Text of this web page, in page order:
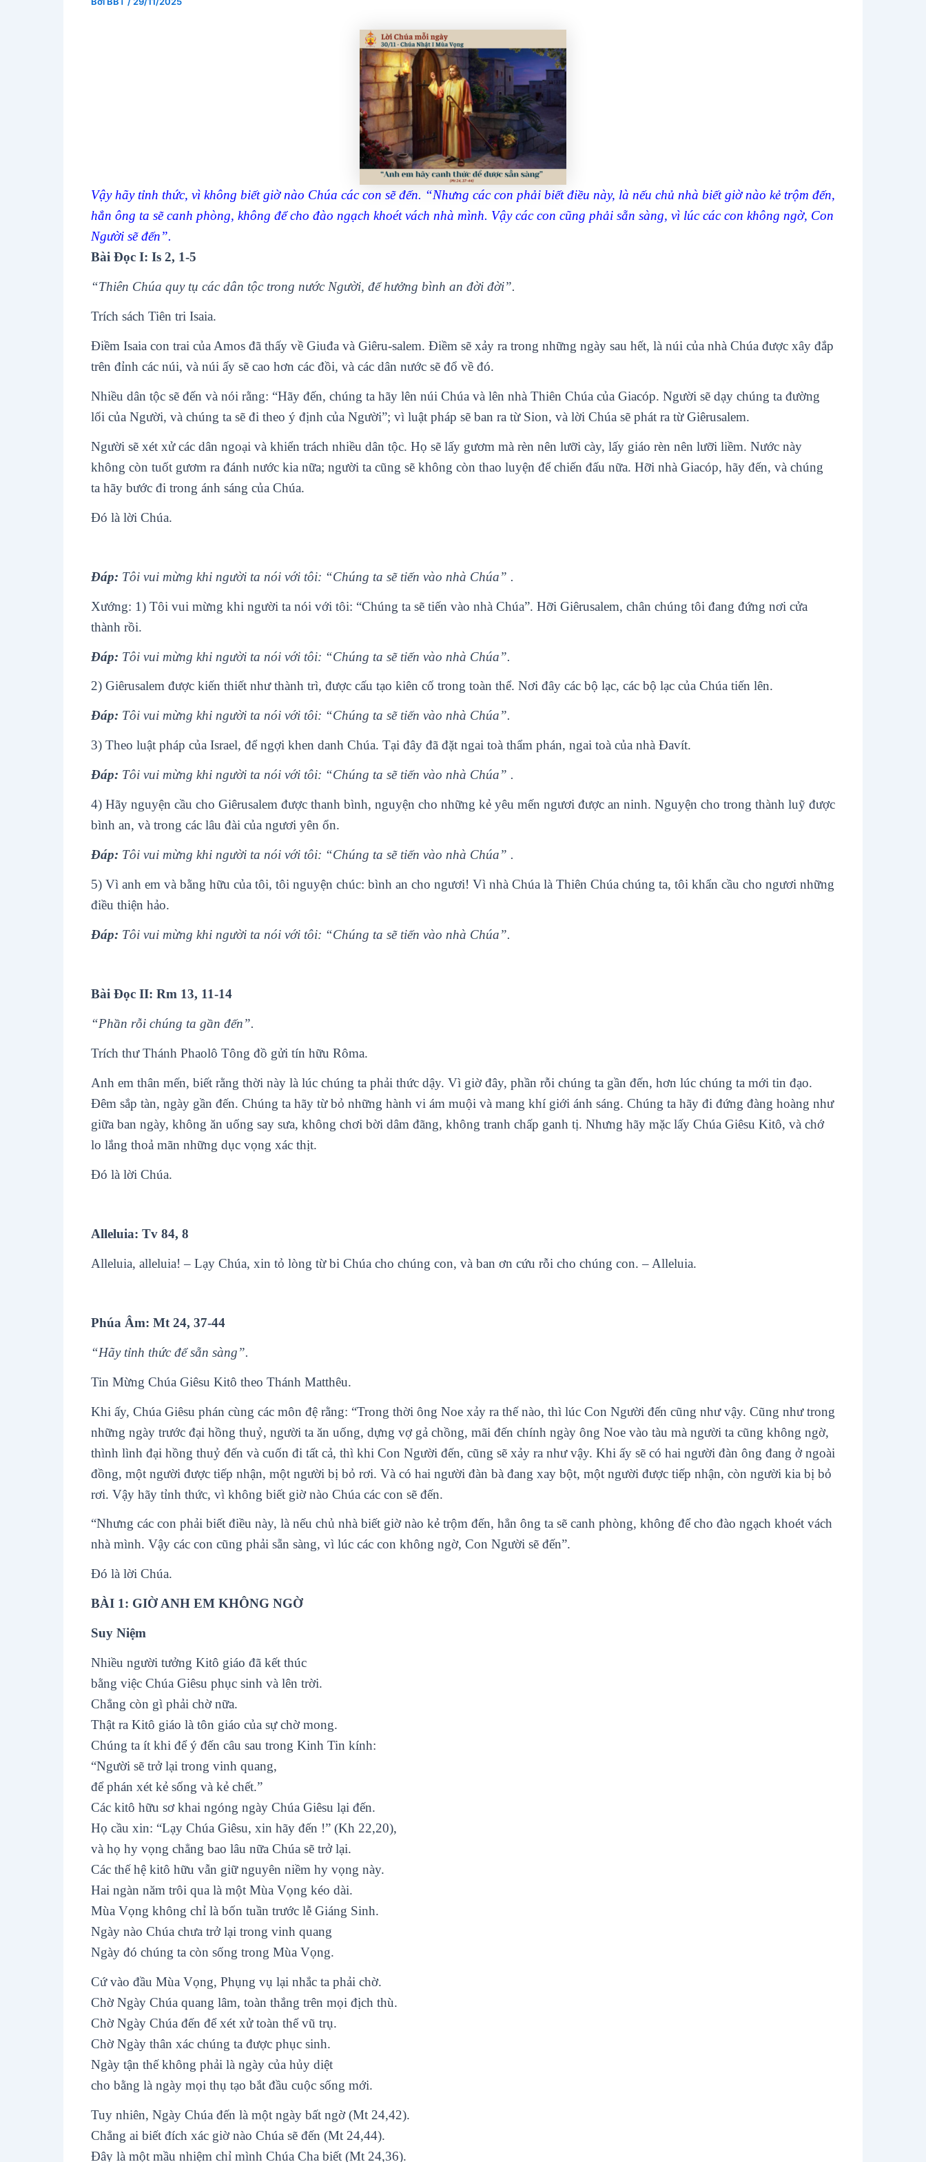
Vậy hãy tỉnh thức, vì không biết giờ nào Chúa các con sẽ đến. “Nhưng các con phải biết điều này, là nếu chủ nhà biết giờ nào kẻ trộm đến,
hẳn ông ta sẽ canh phòng, không để cho đào ngạch khoét vách nhà mình. Vậy các con cũng phải sẵn sàng, vì lúc các con không ngờ, Con
Người sẽ đến”.
Bài Ðọc I: Is 2, 1-5
“Thiên Chúa quy tụ các dân tộc trong nước Người, để hưởng bình an đời đời”.
Trích sách Tiên tri Isaia.
Ðiềm Isaia con trai của Amos đã thấy về Giuđa và Giêru-salem. Ðiềm sẽ xảy ra trong những ngày sau hết, là núi của nhà Chúa được xây đắp
trên đỉnh các núi, và núi ấy sẽ cao hơn các đồi, và các dân nước sẽ đổ về đó.
Nhiều dân tộc sẽ đến và nói rằng: “Hãy đến, chúng ta hãy lên núi Chúa và lên nhà Thiên Chúa của Giacóp. Người sẽ dạy chúng ta đường
lối của Người, và chúng ta sẽ đi theo ý định của Người”; vì luật pháp sẽ ban ra từ Sion, và lời Chúa sẽ phát ra từ Giêrusalem.
Người sẽ xét xử các dân ngoại và khiển trách nhiều dân tộc. Họ sẽ lấy gươm mà rèn nên lưỡi cày, lấy giáo rèn nên lưỡi liềm. Nước này
không còn tuốt gươm ra đánh nước kia nữa; người ta cũng sẽ không còn thao luyện để chiến đấu nữa. Hỡi nhà Giacóp, hãy đến, và chúng
ta hãy bước đi trong ánh sáng của Chúa.
Ðó là lời Chúa.
Ðáp: Tôi vui mừng khi người ta nói với tôi: “Chúng ta sẽ tiến vào nhà Chúa” .
Xướng: 1) Tôi vui mừng khi người ta nói với tôi: “Chúng ta sẽ tiến vào nhà Chúa”. Hỡi Giêrusalem, chân chúng tôi đang đứng nơi cửa
thành rồi.
Ðáp: Tôi vui mừng khi người ta nói với tôi: “Chúng ta sẽ tiến vào nhà Chúa”.
2) Giêrusalem được kiến thiết như thành trì, được cấu tạo kiên cố trong toàn thể. Nơi đây các bộ lạc, các bộ lạc của Chúa tiến lên.
Ðáp: Tôi vui mừng khi người ta nói với tôi: “Chúng ta sẽ tiến vào nhà Chúa”.
3) Theo luật pháp của Israel, để ngợi khen danh Chúa. Tại đây đã đặt ngai toà thẩm phán, ngai toà của nhà Ðavít.
Ðáp: Tôi vui mừng khi người ta nói với tôi: “Chúng ta sẽ tiến vào nhà Chúa” .
4) Hãy nguyện cầu cho Giêrusalem được thanh bình, nguyện cho những kẻ yêu mến ngươi được an ninh. Nguyện cho trong thành luỹ được
bình an, và trong các lâu đài của ngươi yên ổn.
Ðáp: Tôi vui mừng khi người ta nói với tôi: “Chúng ta sẽ tiến vào nhà Chúa” .
5) Vì anh em và bằng hữu của tôi, tôi nguyện chúc: bình an cho ngươi! Vì nhà Chúa là Thiên Chúa chúng ta, tôi khẩn cầu cho ngươi những
điều thiện hảo.
Ðáp: Tôi vui mừng khi người ta nói với tôi: “Chúng ta sẽ tiến vào nhà Chúa”.
Bài Ðọc II: Rm 13, 11-14
“Phần rỗi chúng ta gần đến”.
Trích thư Thánh Phaolô Tông đồ gửi tín hữu Rôma.
Anh em thân mến, biết rằng thời này là lúc chúng ta phải thức dậy. Vì giờ đây, phần rỗi chúng ta gần đến, hơn lúc chúng ta mới tin đạo.
Ðêm sắp tàn, ngày gần đến. Chúng ta hãy từ bỏ những hành vi ám muội và mang khí giới ánh sáng. Chúng ta hãy đi đứng đàng hoàng như
giữa ban ngày, không ăn uống say sưa, không chơi bời dâm đãng, không tranh chấp ganh tị. Nhưng hãy mặc lấy Chúa Giêsu Kitô, và chớ
lo lắng thoả mãn những dục vọng xác thịt.
Ðó là lời Chúa.
Alleluia: Tv 84, 8
Alleluia, alleluia! – Lạy Chúa, xin tỏ lòng từ bi Chúa cho chúng con, và ban ơn cứu rỗi cho chúng con. – Alleluia.
Phúa Âm: Mt 24, 37-44
“Hãy tỉnh thức để sẵn sàng”.
Tin Mừng Chúa Giêsu Kitô theo Thánh Matthêu.
Khi ấy, Chúa Giêsu phán cùng các môn đệ rằng: “Trong thời ông Noe xảy ra thế nào, thì lúc Con Người đến cũng như vậy. Cũng như trong
những ngày trước đại hồng thuỷ, người ta ăn uống, dựng vợ gả chồng, mãi đến chính ngày ông Noe vào tàu mà người ta cũng không ngờ,
thình lình đại hồng thuỷ đến và cuốn đi tất cả, thì khi Con Người đến, cũng sẽ xảy ra như vậy. Khi ấy sẽ có hai người đàn ông đang ở ngoài
đồng, một người được tiếp nhận, một người bị bỏ rơi. Và có hai người đàn bà đang xay bột, một người được tiếp nhận, còn người kia bị bỏ
rơi. Vậy hãy tỉnh thức, vì không biết giờ nào Chúa các con sẽ đến.
“Nhưng các con phải biết điều này, là nếu chủ nhà biết giờ nào kẻ trộm đến, hẳn ông ta sẽ canh phòng, không để cho đào ngạch khoét vách
nhà mình. Vậy các con cũng phải sẵn sàng, vì lúc các con không ngờ, Con Người sẽ đến”.
Ðó là lời Chúa.
BÀI 1: GIỜ ANH EM KHÔNG NGỜ
Suy Niệm
Nhiều người tưởng Kitô giáo đã kết thúc
bằng việc Chúa Giêsu phục sinh và lên trời.
Chẳng còn gì phải chờ nữa.
Thật ra Kitô giáo là tôn giáo của sự chờ mong.
Chúng ta ít khi để ý đến câu sau trong Kinh Tin kính:
“Người sẽ trở lại trong vinh quang,
để phán xét kẻ sống và kẻ chết.”
Các kitô hữu sơ khai ngóng ngày Chúa Giêsu lại đến.
Họ cầu xin: “Lạy Chúa Giêsu, xin hãy đến !” (Kh 22,20),
và họ hy vọng chẳng bao lâu nữa Chúa sẽ trở lại.
Các thế hệ kitô hữu vẫn giữ nguyên niềm hy vọng này.
Hai ngàn năm trôi qua là một Mùa Vọng kéo dài.
Mùa Vọng không chỉ là bốn tuần trước lễ Giáng Sinh.
Ngày nào Chúa chưa trở lại trong vinh quang
Ngày đó chúng ta còn sống trong Mùa Vọng.
Cứ vào đầu Mùa Vọng, Phụng vụ lại nhắc ta phải chờ.
Chờ Ngày Chúa quang lâm, toàn thắng trên mọi địch thù.
Chờ Ngày Chúa đến để xét xử toàn thể vũ trụ.
Chờ Ngày thân xác chúng ta được phục sinh.
Ngày tận thế không phải là ngày của hủy diệt
cho bằng là ngày mọi thụ tạo bắt đầu cuộc sống mới.
Tuy nhiên, Ngày Chúa đến là một ngày bất ngờ (Mt 24,42).
Chẳng ai biết đích xác giờ nào Chúa sẽ đến (Mt 24,44).
Đây là một mầu nhiệm chỉ mình Chúa Cha biết (Mt 24,36).